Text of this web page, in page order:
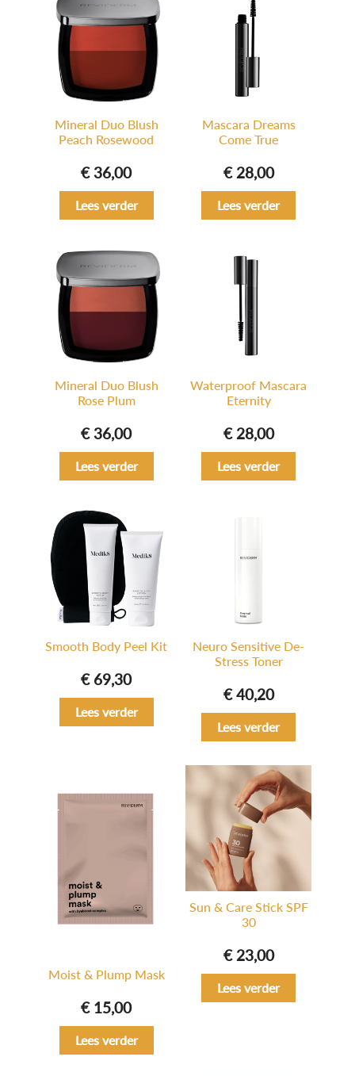
Mineral Duo Blush
Peach Rosewood
€36,00
Lees verder
Mascara Dreams
Come True
€28,00
Lees verder
Mineral Duo Blush
Rose Plum
€36,00
Lees verder
Waterproof Mascara
Eternity
€28,00
Lees verder
Smooth Body Peel Kit
€69,30
Lees verder
Neuro Sensitive De-
Stress Toner
€40,20
Lees verder
Moist & Plump Mask
€15,00
Lees verder
Sun & Care Stick SPF
30
€23,00
Lees verder